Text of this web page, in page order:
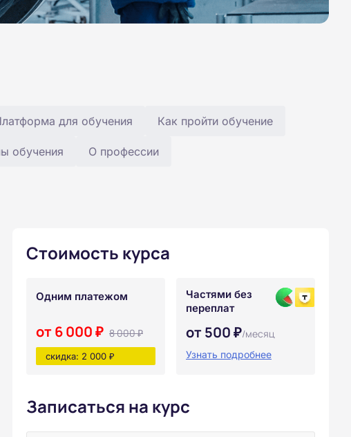
для обучения Как пройти обучение
обучения О профессии
Стоимость курса
Одним платежом
от 6 000 ₽ 8 000 ₽
скидка: 2 000 ₽
Частями без
переплат
от 500 ₽/месяц
Узнать подробнее
Записаться на курс